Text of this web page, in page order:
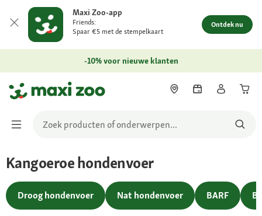
Maxi Zoo-app
Friends:
Spaar €5 met de stempelkaart
Ontdek nu
-10% voor nieuwe klanten
Kangoeroe hondenvoer
Droog hondenvoer Nat hondenvoer BARF